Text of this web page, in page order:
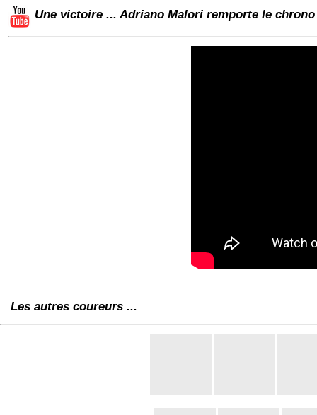
Une victoire ... Adriano Malori remporte le
Les autres coureurs ...